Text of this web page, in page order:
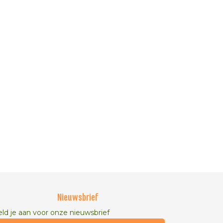
Nieuwsbrief
je aan voor onze nieuwsbrief